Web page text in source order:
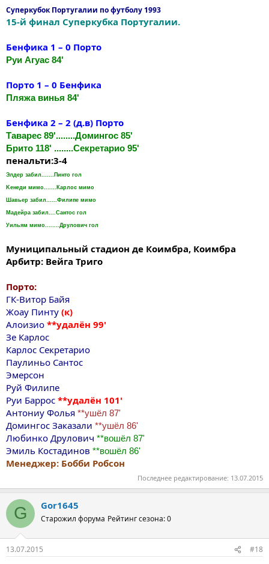
Суперкубок Португалии по футболу 1993
15-й финал Суперкубка Португалии.
Бенфика 1 – 0 Порто
Руи Агуас 84'
Порто 1 – 0 Бенфика
Пляжа винья 84'
Бенфика 2 – 2 (д.в) Порто
Таварес 89'........Домингос 85'
Брито 118' ........Секретарио 95'
пенальти:3-4
Элдер забил.......Пинто гол
Keнеди мимо.......Карлос мимо
Шавьер забил......Филипе мимо
Мадейра забил....Сантос гол
Уильям мимо........Друлович гол
Муниципальный стадион де Коимбра, Коимбра
Арбитр: Вейга Триго
Порто:
ГК-Витор Байя
Жоау Пинту (к)
Алоизио **удалён 99'
Зе Карлос
Карлос Секретарио
Паулиньо Сантос
Эмерсон
Руй Филипе
Руи Баррос **удалён 101'
Антониу Фолья **ушёл 87'
Домингос Заказали **ушёл 86'
Любинко Друлович **вошёл 87'
Эмиль Костадинов **вошёл 86'
Менеджер: Бобби Робсон
Последнее редактирование: 13.07.2015
G Gor1645
Старожил форума Рейтинг сезона: 0
13.07.2015
#18